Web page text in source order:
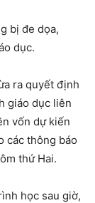
bị đe dọa,
dục.
ra quyết định
giáo dục liên
vốn dự kiến
các thông báo
thứ Hai.
học sau giờ,